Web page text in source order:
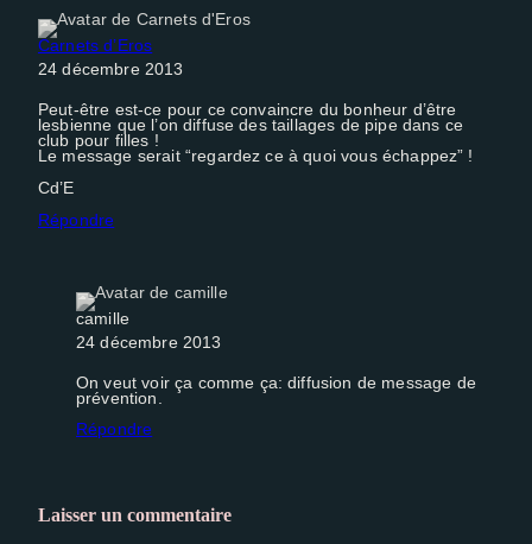
Carnets d’Eros
24 décembre 2013
Peut-être est-ce pour ce convaincre du bonheur d’être
lesbienne que l’on diffuse des taillages de pipe dans ce
club pour filles !
Le message serait “regardez ce à quoi vous échappez” !
Cd’E
Répondre
camille
24 décembre 2013
On veut voir ça comme ça: diffusion de message de
prévention.
Répondre
Laisser un commentaire